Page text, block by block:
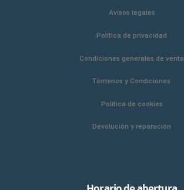
Avisos legales
Política de privacidad
Condiciones generales de venta
Términos y Condiciones
Politica de cookies
Devolución y reparación